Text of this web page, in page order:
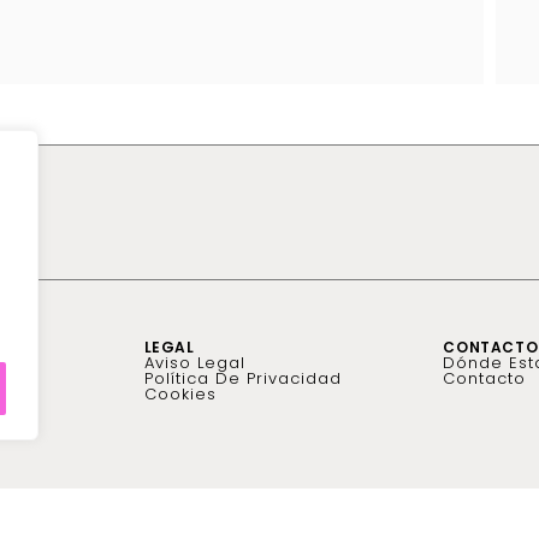
LEGAL
Aviso Legal
Política De Privacidad
Cookies
CONTACTO
Dónde
Contacto